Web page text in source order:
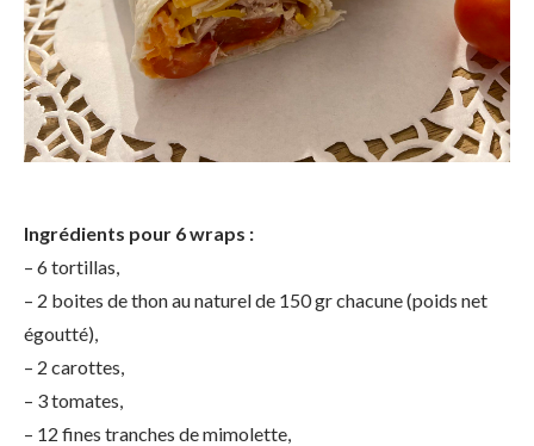
Ingrédients pour 6 wraps :
– 6 tortillas,
– 2 boites de thon au naturel de 150 gr chacune (poids net
égoutté),
– 2 carottes,
– 3 tomates,
– 12 fines tranches de mimolette,